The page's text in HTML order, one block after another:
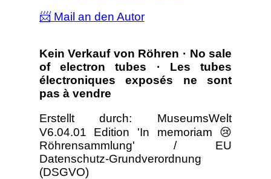
📨 Mail an den Autor
Kein Verkauf von Röhren · No sale
of electron tubes · Les tubes
électroniques exposés ne sont
pas à vendre
Erstellt durch: MuseumsWelt
V6.04.01 Edition 'In memoriam 😢
Röhrensammlung' / EU
Datenschutz-Grundverordnung
(DSGVO)